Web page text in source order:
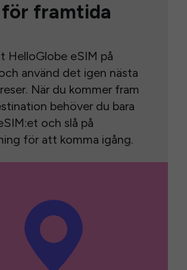
för framtida
HelloGlobe eSIM på
använd det igen nästa
När du kommer fram
behöver du bara
och slå på
för att komma igång.